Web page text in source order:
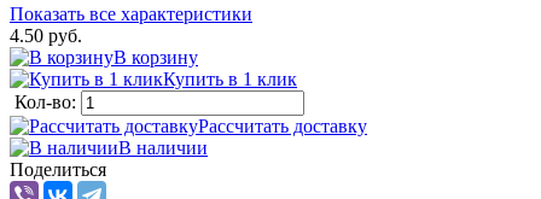
Показать все характеристики
4.50 руб.
В корзину
Купить в 1 клик
Кол-во:
Рассчитать доставку
В наличии
Поделиться